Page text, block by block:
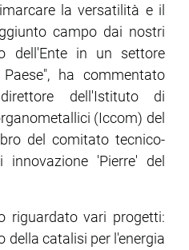
la versatilità e il
campo dai nostri
dell'Ente in un settore
ha commentato
dell'Istituto di
(Iccom) del
del comitato tecnico-
'Pierre' del
riguardato vari progetti:
della catalisi per l'energia